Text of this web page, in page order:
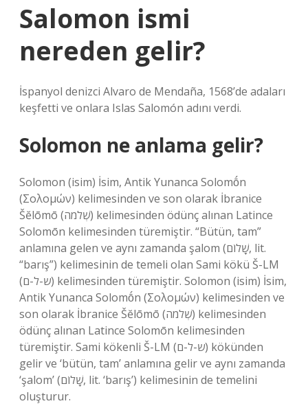
Salomon ismi
nereden gelir?
İspanyol denizci Alvaro de Mendaña, 1568’de adaları
keşfetti ve onlara Islas Salomón adını verdi.
Solomon ne anlama gelir?
Solomon (isim) İsim, Antik Yunanca Solomṓn
(Σολομών) kelimesinden ve son olarak İbranice
Šĕlōmō (שְׁלֹמֹה) kelimesinden ödünç alınan Latince
Solomōn kelimesinden türemiştir. “Bütün, tam”
anlamına gelen ve aynı zamanda şalom (שָׁלוֹם, lit.
“barış”) kelimesinin de temeli olan Sami kökü Š-LM
(ש-ל-ם) kelimesinden türemiştir. Solomon (isim) İsim,
Antik Yunanca Solomṓn (Σολομών) kelimesinden ve
son olarak İbranice Šĕlōmō (שְׁלֹמֹה) kelimesinden
ödünç alınan Latince Solomōn kelimesinden
türemiştir. Sami kökenli Š-LM (ש-ל-ם) kökünden
gelir ve ‘bütün, tam’ anlamına gelir ve aynı zamanda
‘şalom’ (שָׁלוֹם, lit. ‘barış’) kelimesinin de temelini
oluşturur.